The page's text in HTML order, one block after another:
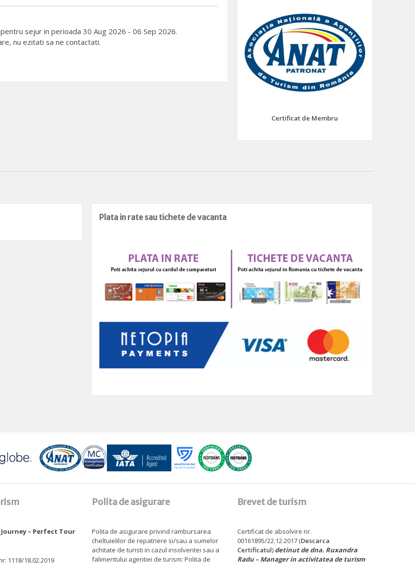
sejur in perioada 30 Aug 2026 - 06 Sep 2026.
nu ezitati sa ne contactati.
Certificat de Membru
Plata in rate sau tichete de vacanta
– Perfect Tour
1118/18.02.2019
Polita de asigurare
Polita de asigurare privind rambursarea
cheltuielilor de repatriere si/sau a sumelor
achitate de turisti in cazul insolventei sau a
falimentului agentiei de turism: Polita de
Brevet de turism
Certificat de absolvire nr.
00161895/22.12.2017 (Descarca
Certificatul) detinut de dna. Ruxandra
Radu – Manager in activitatea de turism